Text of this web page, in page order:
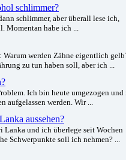
schlimmer?
schlimmer, aber überall lese ich,
Momentan habe ich ...
werden Zähne eigentlich
zu tun haben soll, aber ich ...
Ich bin heute umgezogen und
aufgelassen werden. Wir ...
aussehen?
Lanka und ich überlege seit Wochen
Schwerpunkte soll ich nehmen? ...